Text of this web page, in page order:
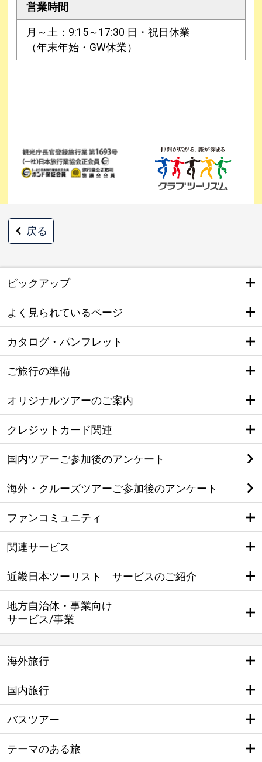
営業時間
月～土：9:15～17:30 日・祝日休業
（年末年始・GW休業）
戻る
ピックアップ
よく見られているページ
カタログ・パンフレット
ご旅行の準備
オリジナルツアーのご案内
クレジットカード関連
国内ツアーご参加後のアンケート
海外・クルーズツアーご参加後のアンケート
ファンコミュニティ
関連サービス
近畿日本ツーリスト サービスのご紹介
地方自治体・事業向け
サービス/事業
海外旅行
国内旅行
バスツアー
テーマのある旅